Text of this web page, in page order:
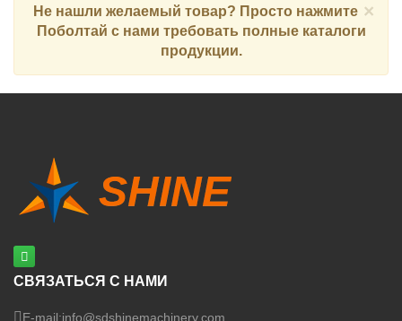
×
Не нашли желаемый товар? Просто нажмите
Поболтай с нами требовать полные каталоги
продукции.
СВЯЗАТЬСЯ С НАМИ
E-mail:info@sdshinemachinery.com